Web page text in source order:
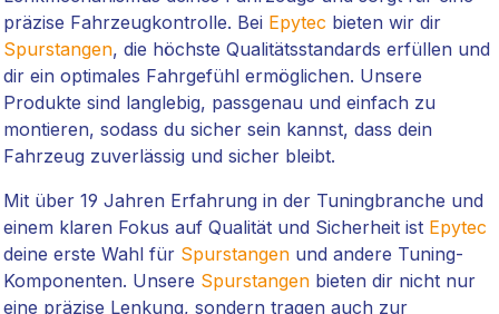
präzise Fahrzeugkontrolle. Bei Epytec bieten wir dir
Spurstangen, die höchste Qualitätsstandards erfüllen und
dir ein optimales Fahrgefühl ermöglichen. Unsere
Produkte sind langlebig, passgenau und einfach zu
montieren, sodass du sicher sein kannst, dass dein
Fahrzeug zuverlässig und sicher bleibt.
Mit über 19 Jahren Erfahrung in der Tuningbranche und
einem klaren Fokus auf Qualität und Sicherheit ist Epytec
deine erste Wahl für Spurstangenund andere Tuning-
Komponenten. Unsere Spurstangenbieten dir nicht nur
eine präzise Lenkung, sondern tragen auch zur